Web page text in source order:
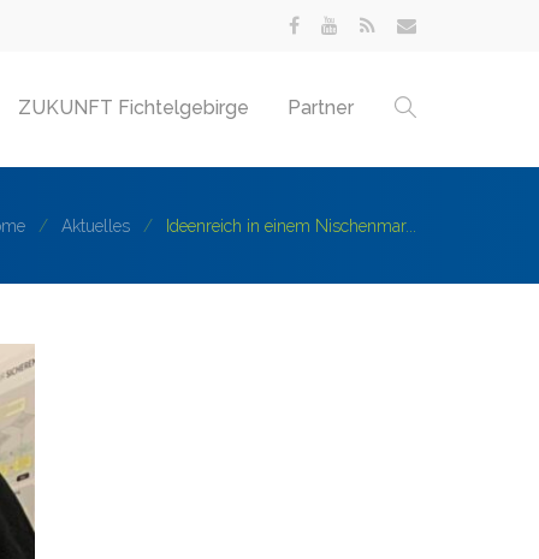
ZUKUNFT Fichtelgebirge Partner
Aktuelles Ideenreich in einem Nischenmar...